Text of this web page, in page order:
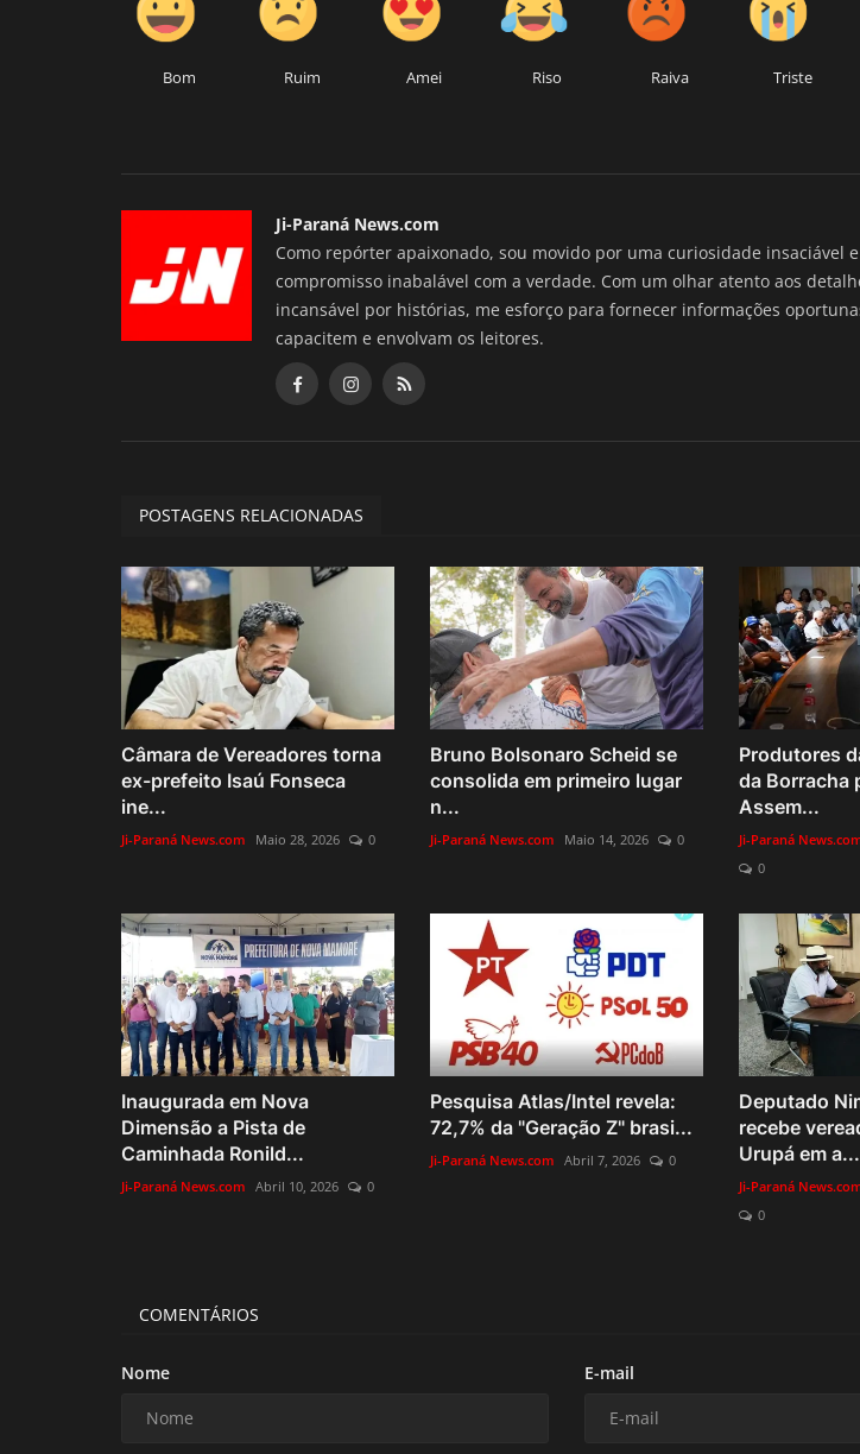
Bom Ruim Amei Riso Raiva Triste
Ji-Paraná News.com
Como repórter apaixonado, sou movido por uma curiosidade insaciável
compromisso inabalável com a verdade. Com um olhar atento aos
incansável por histórias, me esforço para fornecer informações
capacitem e envolvam os leitores.
POSTAGENS RELACIONADAS
Câmara de Vereadores torna
ex-prefeito Isaú Fonseca
ine...
Ji-Paraná News.com Maio 28, 2026 0
Bruno Bolsonaro Scheid se
consolida em primeiro lugar
n...
Ji-Paraná News.com Maio 14, 2026 0
Produtores
da Borracha
Assem...
Ji-Paraná
0
Inaugurada em Nova
Dimensão a Pista de
Caminhada Ronild...
Ji-Paraná News.com Abril 10, 2026 0
Pesquisa Atlas/Intel revela:
72,7% da "Geração Z" brasi...
Ji-Paraná News.com Abril 7, 2026 0
Deputado
recebe
Urupá em a...
Ji-Paraná
0
COMENTÁRIOS
Nome E-mail